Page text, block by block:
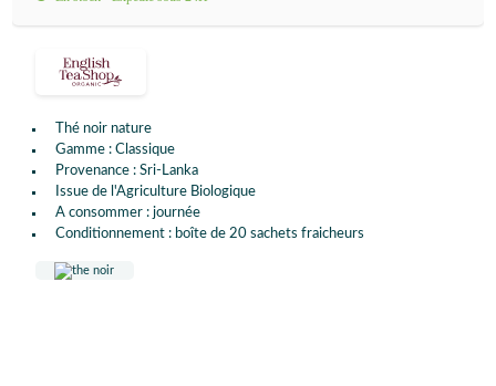
Thé noir nature
Gamme : Classique
Provenance : Sri-Lanka
Issue de l'Agriculture Biologique
A consommer : journée
Conditionnement : boîte de 20 sachets fraicheurs